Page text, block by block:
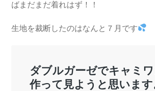
ばまだまだ着れはず！！
生地を裁断したのはなんと７月です